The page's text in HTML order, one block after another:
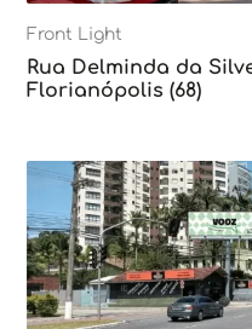
Front Light
Rua Delminda da
Florianópolis (68)